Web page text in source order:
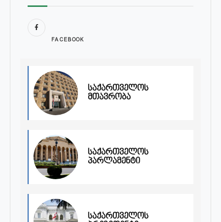
FACEBOOK
საქართველოს
მთავრობა
საქართველოს
პარლამენტი
საქართველოს